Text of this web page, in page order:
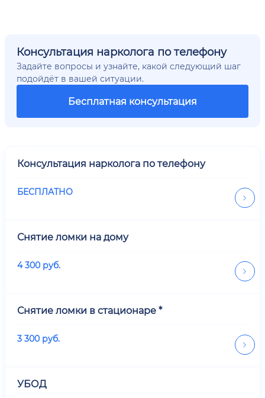
Консультация нарколога по телефону
Задайте вопросы и узнайте, какой следующий шаг
подойдёт в вашей ситуации.
Бесплатная консультация
Консультация нарколога по телефону
БЕСПЛАТНО
Снятие ломки на дому
4 300 руб.
Снятие ломки в стационаре *
3 300 руб.
УБОД